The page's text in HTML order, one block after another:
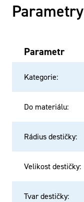
Parametry
Parametr
Kategorie:
Do materiálu:
Rádius destičky:
Velikost destičky:
Tvar destičky: